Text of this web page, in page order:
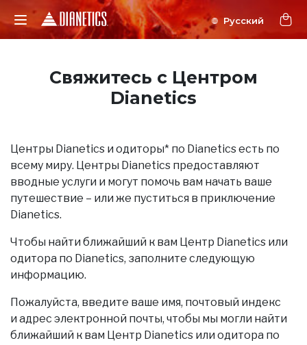
Свяжитесь с Центром
Dianetics
Центры Dianetics и одиторы* по Dianetics есть по
всему миру. Центры Dianetics предоставляют
вводные услуги и могут помочь вам начать ваше
путешествие – или же пуститься в приключение
Dianetics.
Чтобы найти ближайший к вам Центр Dianetics или
одитора по Dianetics, заполните следующую
информацию.
Пожалуйста, введите ваше имя, почтовый индекс
и адрес электронной почты, чтобы мы могли найти
ближайший к вам Центр Dianetics или одитора по